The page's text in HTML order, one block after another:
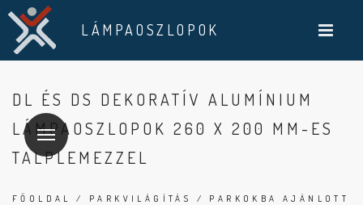
LÁMPAOSZLOPOK
DL ÉS DS DEKORATÍV ALUMÍNIUM
LÁMPAOSZLOPOK 260 X 200 MM-ES
TALPLEMEZZEL
FŐOLDAL / PARKVILÁGÍTÁS / PARKOKBA AJÁNLOTT